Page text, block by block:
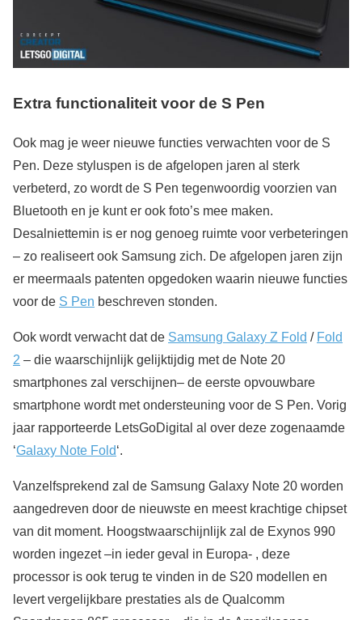
Extra functionaliteit voor de S Pen
Ook mag je weer nieuwe functies verwachten voor de S
Pen. Deze styluspen is de afgelopen jaren al sterk
verbeterd, zo wordt de S Pen tegenwoordig voorzien van
Bluetooth en je kunt er ook foto’s mee maken.
Desalniettemin is er nog genoeg ruimte voor verbeteringen
– zo realiseert ook Samsung zich. De afgelopen jaren zijn
er meermaals patenten opgedoken waarin nieuwe functies
voor de S Pen beschreven stonden.
Ook wordt verwacht dat de Samsung Galaxy Z Fold / Fold
2 – die waarschijnlijk gelijktijdig met de Note 20
smartphones zal verschijnen– de eerste opvouwbare
smartphone wordt met ondersteuning voor de S Pen. Vorig
jaar rapporteerde LetsGoDigital al over deze zogenaamde
‘Galaxy Note Fold‘.
Vanzelfsprekend zal de Samsung Galaxy Note 20 worden
aangedreven door de nieuwste en meest krachtige chipset
van dit moment. Hoogstwaarschijnlijk zal de Exynos 990
worden ingezet –in ieder geval in Europa- , deze
processor is ook terug te vinden in de S20 modellen en
levert vergelijkbare prestaties als de Qualcomm